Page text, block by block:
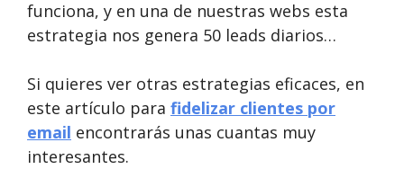
funciona, y en una de nuestras webs esta
estrategia nos genera 50 leads diarios…
Si quieres ver otras estrategias eficaces, en
este artículo para fidelizar clientes por
email encontrarás unas cuantas muy
interesantes.